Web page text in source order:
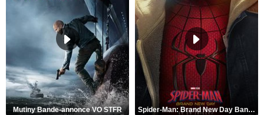
Mutiny Bande-annonce VO STFR Spider-Man: Brand New Day Bande-annonce VO STFR